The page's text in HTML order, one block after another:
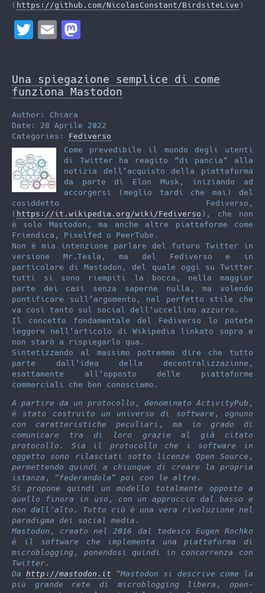
( https://github.com/NicolasConstant/BirdsiteLive )
T
t
t
e
r
E
i
l
t
o
d
o
n
Una spiegazione semplice di come
funziona Mastodon
Author: Chiara
Date: 28 Aprile 2022
Categories: Fediverso
Come prevedibile il mondo degli utenti
di Twitter ha reagito “di pancia” alla
notizia dell’acquisto della piattaforma
da parte di Elon Musk, iniziando ad
accorgersi (meglio tardi che mai) del
cosiddetto Fediverso,
( https://it.wikipedia.org/wiki/Fediverso ), che non
è solo Mastodon, ma anche altre piattaforme come
Friendica, Pixelfed o PeerTube.
Non è mia intenzione parlare del futuro Twitter in
versione Mr.Tesla, ma del Fediverso e in
particolare di Mastodon, del quale oggi su Twitter
tutti si sono riempiti la bocca, nella maggior
parte dei casi senza saperne nulla, ma volendo
pontificare sull’argomento, nel perfetto stile che
va così tanto sul social dell’uccellino azzurro.
Il concetto fondamentale del Fediverso lo potete
leggere nell’articolo di Wikipedia linkato sopra e
non starò a rispiegarlo qua.
Sintetizzando al massimo potremmo dire che tutto
parte dall’idea della decentralizzazione,
esattamente all’opposto delle piattaforme
commerciali che ben conosciamo.
A partire da un protocollo, denominato ActivityPub,
è stato costruito un universo di software, ognuno
con caratteristiche peculiari, ma in grado di
comunicare tra di loro grazie al già citato
protocollo. Sia il protocollo che i software in
oggetto sono rilasciati sotto licenze Open Source,
permettendo quindi a chiunque di creare la propria
istanza, “federandola” poi con le altre.
Si propone quindi un modello totalmente opposto a
quello finora in uso, con un approccio dal basso e
non dall’alto. Tutto ciò è una vera rivoluzione nel
paradigma dei social media.
Mastodon, creato nel 2016 dal tedesco Eugen Rochko
è il software che implementa una piattaforma di
microblogging, ponendosi quindi in concorrenza con
Twitter.
Da http://mastodon.it “Mastodon si descrive come la
più grande rete di microblogging libera, open-